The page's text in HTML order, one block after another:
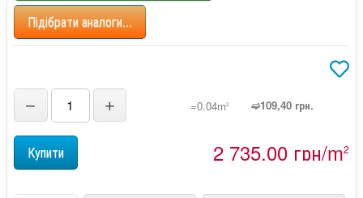
Підібрати аналоги...
− + =0.04m2 ➫109,40 грн.
2 735,00 грн/m2